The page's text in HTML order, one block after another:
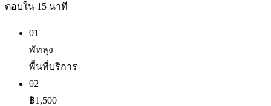
ตอบใน 15 นาที
01
พัทลุง
พื้นที่บริการ
02
฿1,500